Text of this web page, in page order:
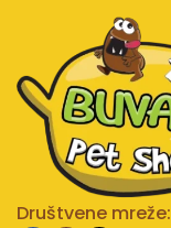
Društvene mreže: